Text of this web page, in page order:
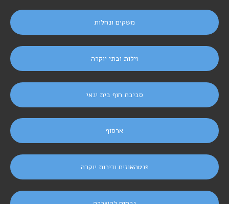
משקים ונחלות
וילות ובתי יוקרה
סביבת חוף בית ינאי
ארסוף
פנטהאוזים ודירות יוקרה